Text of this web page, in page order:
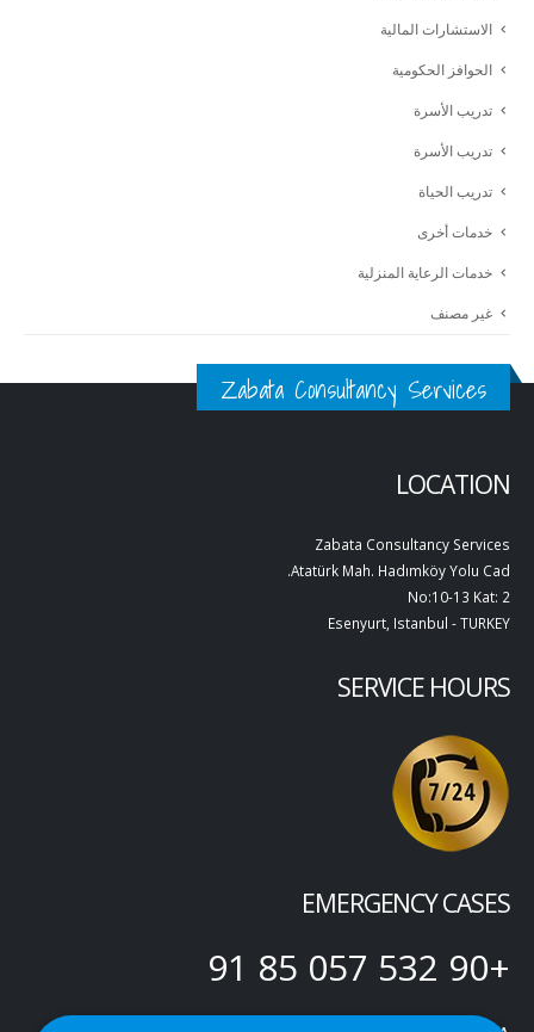
الاستشارات المالية
الحوافز الحكومية
تدريب الأسرة
تدريب الأسرة
تدريب الحياة
خدمات أخرى
خدمات الرعاية المنزلية
غير مصنف
Zabata Consultancy Services
LOCATION
Zabata Consultancy Services
Atatürk Mah. Hadımköy Yolu Cad.
No:10-13 Kat: 2
Esenyurt, Istanbul - TURKEY
SERVICE HOURS
EMERGENCY CASES
+90 532 057 85 91